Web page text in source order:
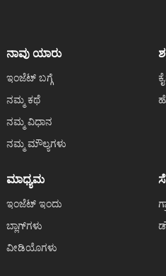
ನಾವು ಯಾರು
ಇಂಜೆಟ್ ಬಗ್ಗೆ
ನಮ್ಮ ಕಥೆ
ನಮ್ಮ ವಿಧಾನ
ನಮ್ಮ ಮೌಲ್ಯಗಳು
ಮಾಧ್ಯಮ
ಇಂಜೆಟ್ ಇಂದು
ಬ್ಲಾಗ್‌ಗಳು
ವೀಡಿಯೊಗಳು